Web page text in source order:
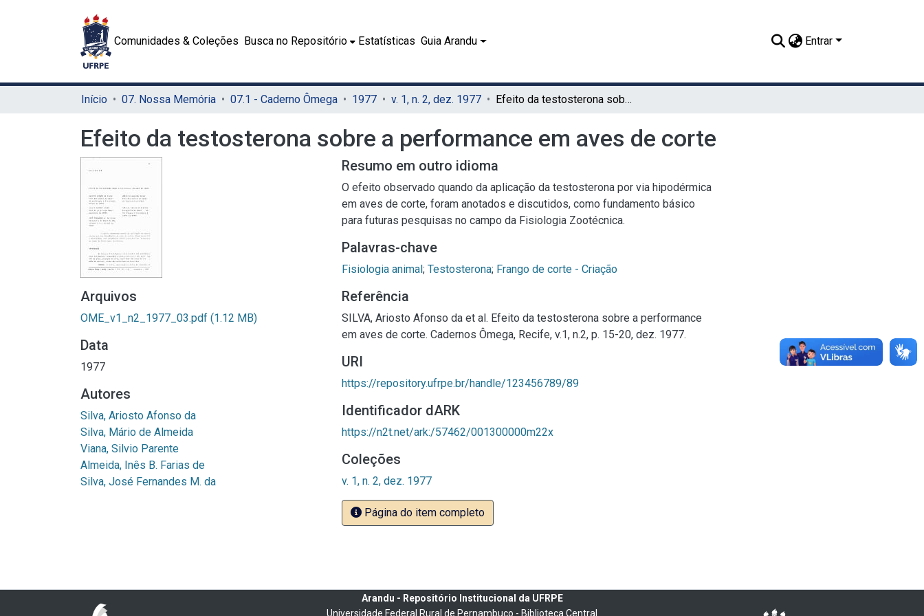
Comunidades & Coleções Busca no Repositório Estatísticas Guia Arandu Entrar
Início 07. Nossa Memória 07.1 - Caderno Ômega 1977 v. 1, n. 2, dez. 1977 Efeito da testosterona sobre a performance em aves de corte
Efeito da testosterona sobre a performance em aves de corte
Arquivos
OME_v1_n2_1977_03.pdf (1.12 MB)
Data
1977
Autores
Silva, Ariosto Afonso da
Silva, Mário de Almeida
Viana, Silvio Parente
Almeida, Inês B. Farias de
Silva, José Fernandes M. da
Resumo em outro idioma
O efeito observado quando da aplicação da testosterona por via hipodérmica
em aves de corte, foram anotados e discutidos, como fundamento básico
para futuras pesquisas no campo da Fisiologia Zootécnica.
Palavras-chave
Fisiologia animal; Testosterona; Frango de corte - Criação
Referência
SILVA, Ariosto Afonso da et al. Efeito da testosterona sobre a performance
em aves de corte. Cadernos Ômega, Recife, v.1, n.2, p. 15-20, dez. 1977.
URI
https://repository.ufrpe.br/handle/123456789/89
Identificador dARK
https://n2t.net/ark:/57462/001300000m22x
Coleções
v. 1, n. 2, dez. 1977
Página do item completo
Arandu - Repositório Institucional da UFRPE
Universidade Federal Rural de Pernambuco - Biblioteca Central